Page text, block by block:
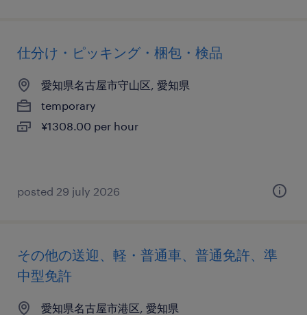
仕分け・ピッキング・梱包・検品
愛知県名古屋市守山区, 愛知県
temporary
¥1308.00 per hour
posted 29 july 2026
その他の送迎、軽・普通車、普通免許、準
中型免許
愛知県名古屋市港区, 愛知県